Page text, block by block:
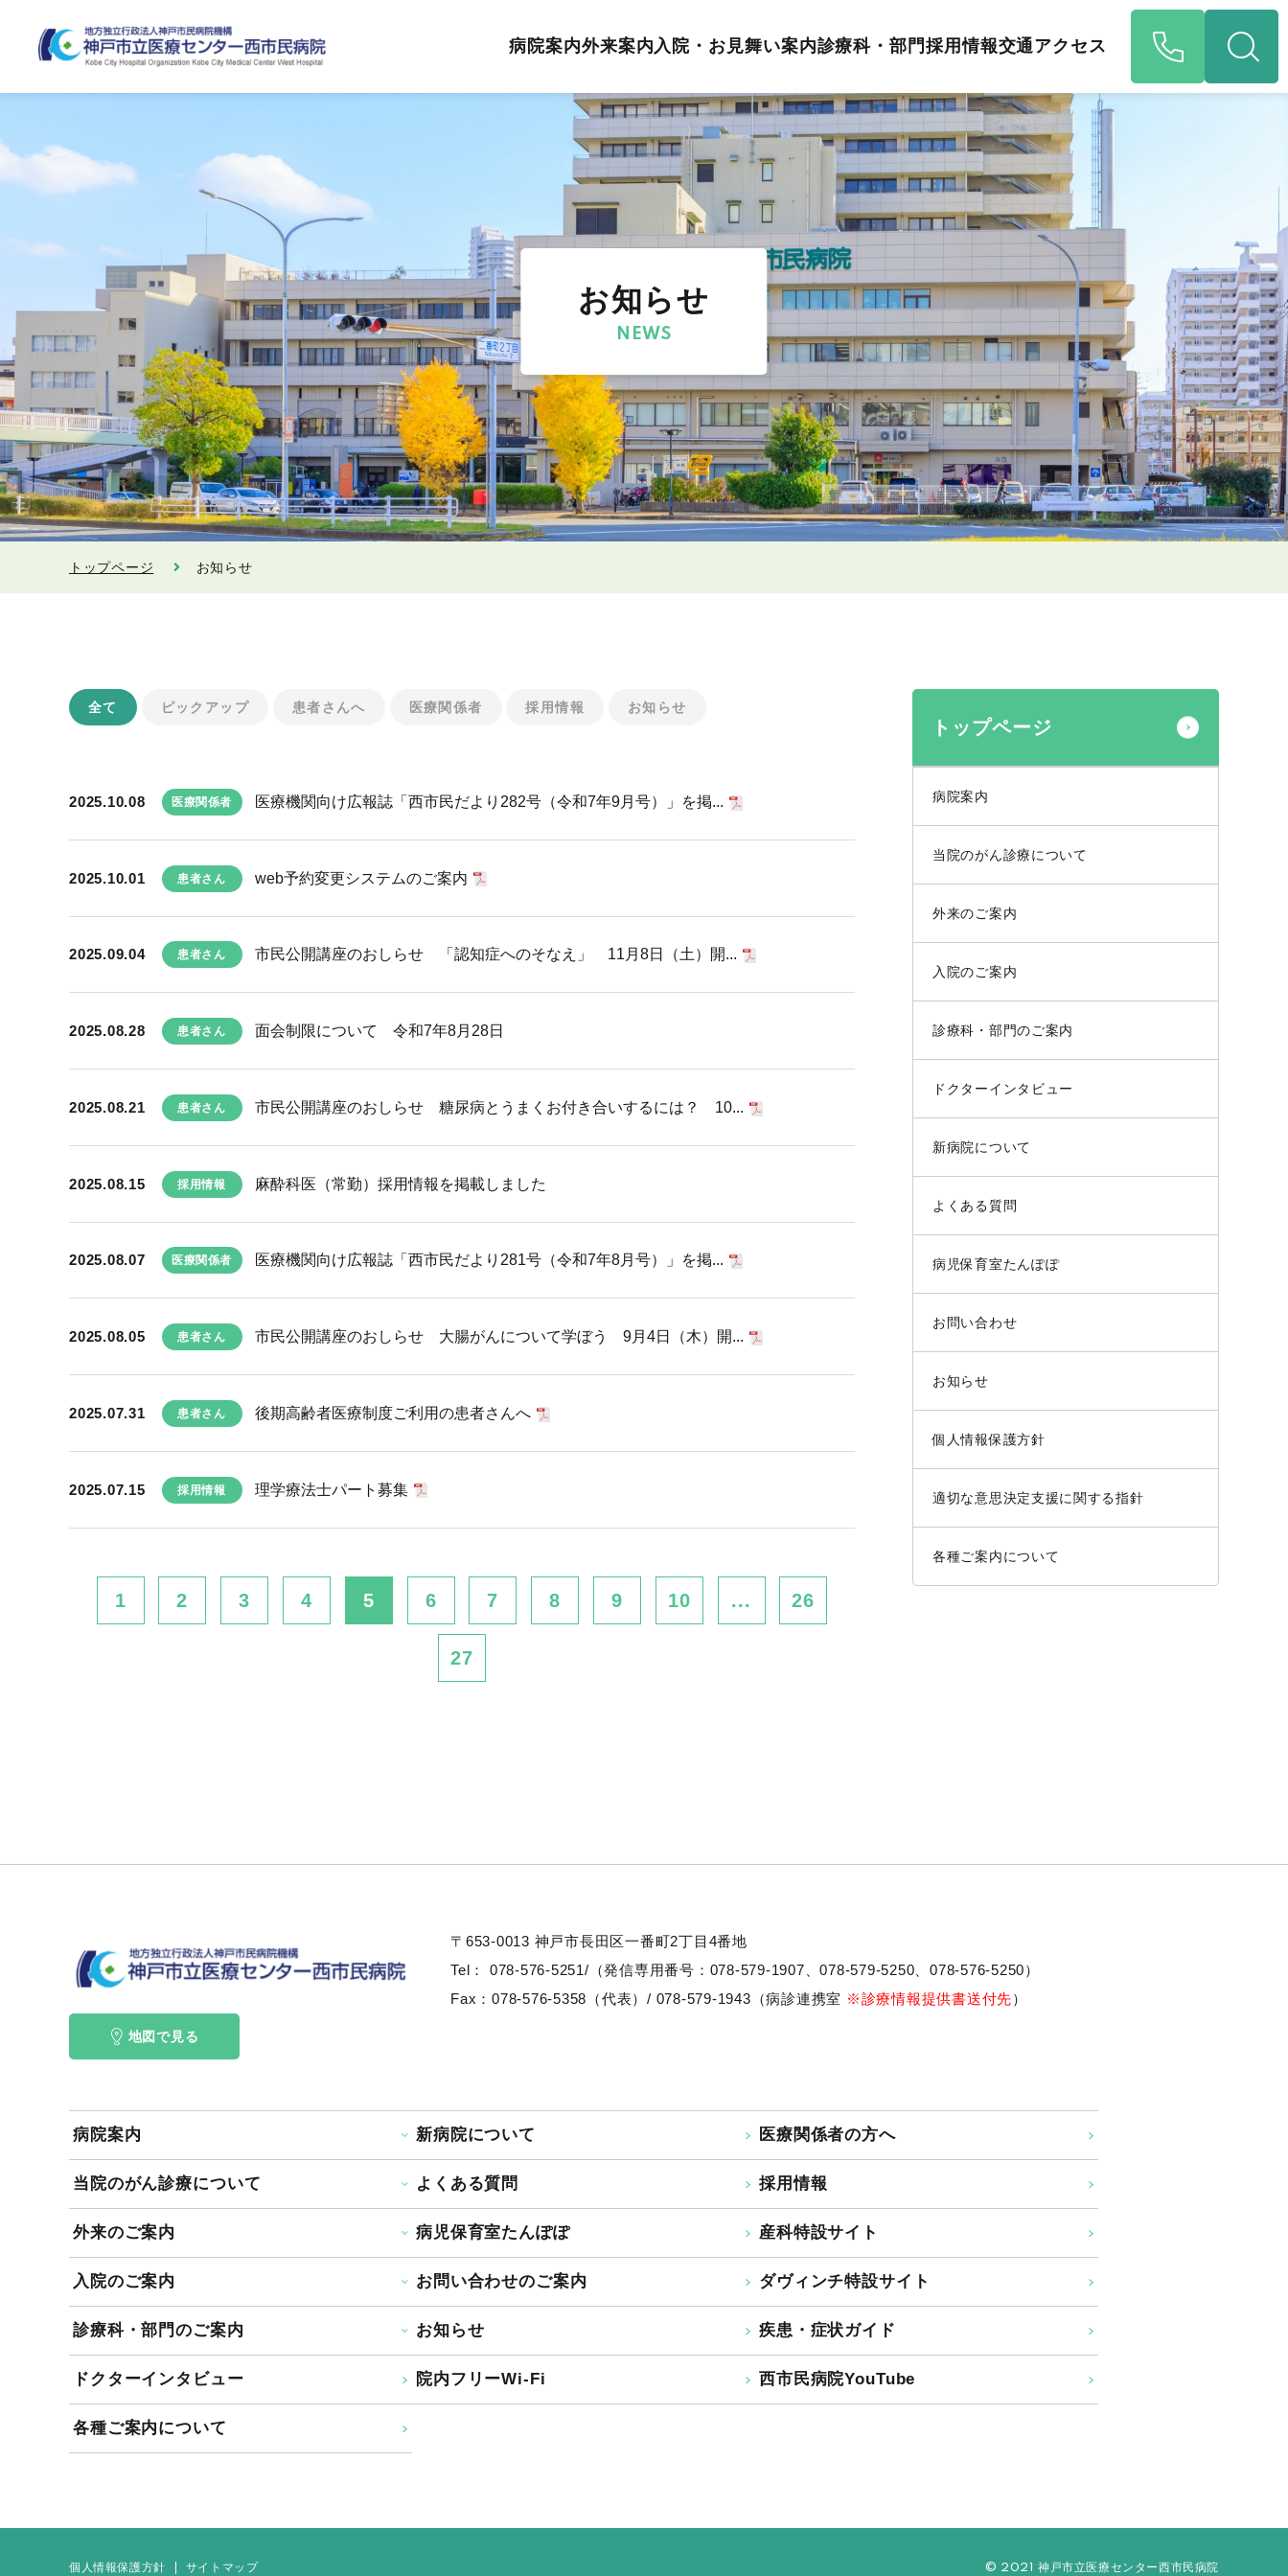
病院案内外来案内入院・お見舞い案内診療科・部門 採用情報交通アクセス
お知らせ
NEWS
トップページ お知らせ
全て ピックアップ 患者さんへ 医療関係者 採用情報 お知らせ
2025.10.08 医療関係者 医療機関向け広報誌「西市民だより282号（令和7年9月号）」を掲...
2025.10.01 患者さん web予約変更システムのご案内
2025.09.04 患者さん 市民公開講座のおしらせ 「認知症へのそなえ」 11月8日（土）開...
2025.08.28 患者さん 面会制限について 令和7年8月28日
2025.08.21 患者さん 市民公開講座のおしらせ 糖尿病とうまくお付き合いするには？ 10...
2025.08.15 採用情報 麻酔科医（常勤）採用情報を掲載しました
2025.08.07 医療関係者 医療機関向け広報誌「西市民だより281号（令和7年8月号）」を掲...
2025.08.05 患者さん 市民公開講座のおしらせ 大腸がんについて学ぼう 9月4日（木）開...
2025.07.31 患者さん 後期高齢者医療制度ご利用の患者さんへ
2025.07.15 採用情報 理学療法士パート募集
1 2 3 4 5 6 7 8 9 10 ... 26
27
トップページ
病院案内
当院のがん診療について
外来のご案内
入院のご案内
診療科・部門のご案内
ドクターインタビュー
新病院について
よくある質問
病児保育室たんぽぽ
お問い合わせ
お知らせ
個人情報保護方針
適切な意思決定支援に関する指針
各種ご案内について
〒653-0013 神戸市長田区一番町2丁目4番地
Tel：
078-576-5251/（発信専用番号：078-579-1907、078-579-5250、 078-576-5250）
Fax：078-576-5358（代表）/ 078-579-1943（病診連携室 ※診療情報提供書送付先）
地図で見る
病院案内
当院のがん診療について
外来のご案内
入院のご案内
診療科・部門のご案内
ドクターインタビュー
各種ご案内について
新病院について
よくある質問
病児保育室たんぽぽ
お問い合わせのご案内
お知らせ
院内フリーWi-Fi
医療関係者の方へ
採用情報
産科特設サイト
ダヴィンチ特設サイト
疾患・症状ガイド
西市民病院YouTube
個人情報保護方針 サイトマップ © 2021 神戸市立医療センター西市民病院